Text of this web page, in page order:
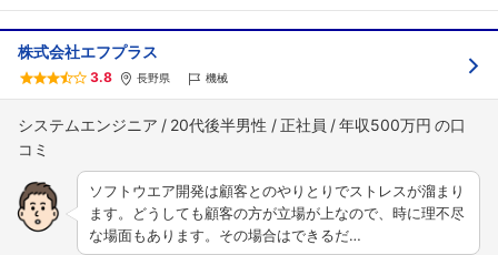
株式会社エフプラス
3.8 長野県 機械
システムエンジニア 20代後半男性 正社員 年収500万円
ソフトウエア開発は顧客とのやりとりでストレスが溜まり
ます。どうしても顧客の方が立場が上なので、時に理不尽
な場面もあります。その場合はできるだ…